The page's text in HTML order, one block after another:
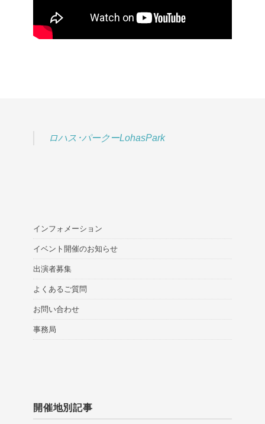
ロハス･パークーLohasPark
インフォメーション
イベント開催のお知らせ
出演者募集
よくあるご質問
お問い合わせ
事務局
開催地別記事